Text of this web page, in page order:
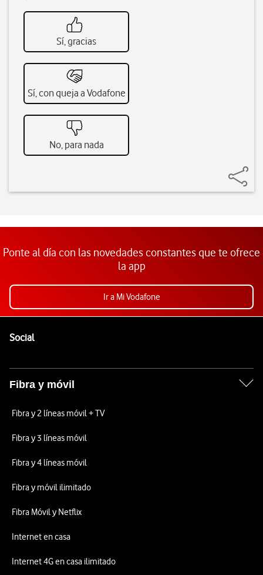
Sí, gracias
Sí, con queja a Vodafone
No, para nada
Ponte al día con las novedades constantes que te ofrece
la app
Ir a Mi Vodafone
SocialEnlaces a las redes sociales de Vodafone
Fibra y móvil
Fibra y 2 líneas móvil + TV
Fibra y 3 líneas móvil
Fibra y 4 líneas móvil
Fibra y móvil ilimitado
Fibra Móvil y Netflix
Internet en casa
Internet 4G en casa ilimitado